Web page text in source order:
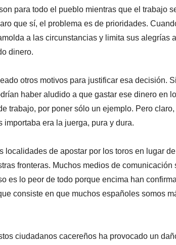
para todo el pueblo mientras que el trabajo
que sí, el problema es de prioridades.
a las circunstancias y limita sus alegrías
dinero.
otros motivos para justificar esa decisión.
haber aludido a que gastar ese dinero en
trabajo, por poner sólo un ejemplo. Pero
era la juerga, pura y dura.
localidades de apostar por los toros en lugar
fronteras. Muchos medios de comunicación
es lo peor de todo porque encima han
consiste en que muchos españoles somos
ciudadanos cacereños ha provocado un